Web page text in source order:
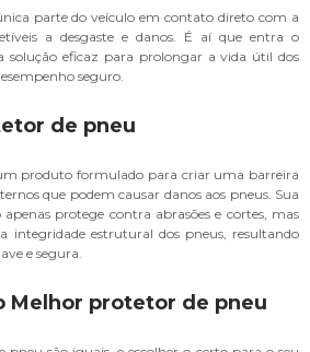
parte do veículo em contato direto com a
a desgaste e danos. É aí que entra o
solução eficaz para prolongar a vida útil dos
seguro.
de pneu
produto formulado para criar uma barreira
que podem causar danos aos pneus. Sua
protege contra abrasões e cortes, mas
estrutural dos pneus, resultando
e segura.
Melhor protetor de pneu